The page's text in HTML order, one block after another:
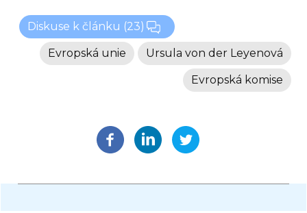
Diskuse k článku (23)
Ursula von der Leyenová
Evropská unie
Evropská komise